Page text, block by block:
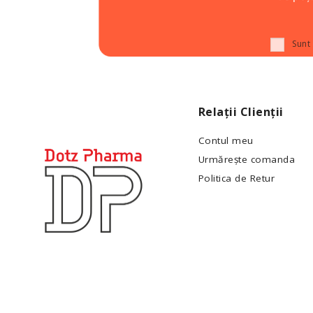
Relații Clienții
Contul meu
Urmărește comanda
Politica de Retur